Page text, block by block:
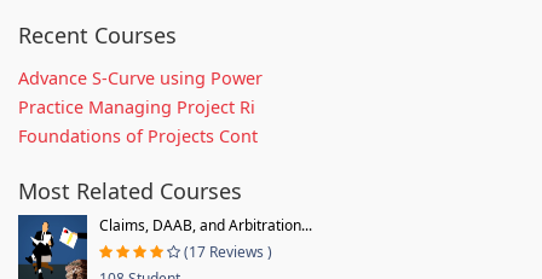
Recent Courses
Advance S-Curve using Power
Practice Managing Project Ri
Foundations of Projects Cont
Most Related Courses
Claims, DAAB, and Arbitration...
(17 Reviews )